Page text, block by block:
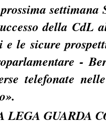
settimana
della CdL
e le sicure
-
telefonate
LEGA GUARDA